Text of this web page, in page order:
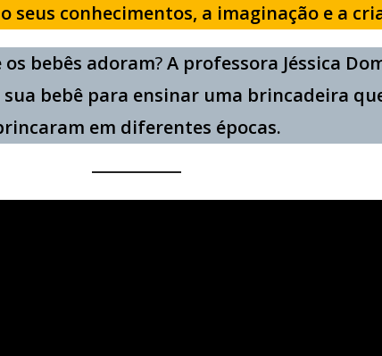
seus conhecimentos, a imaginação e a
bebês adoram?A professora Jéssica
bebê para ensinar uma brincadeira
em diferentes épocas.